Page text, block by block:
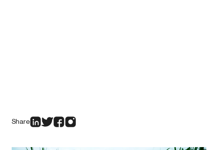
Share